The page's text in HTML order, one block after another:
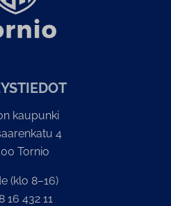
kaupunki
4
Tornio
(klo 8–16)
16 432 11